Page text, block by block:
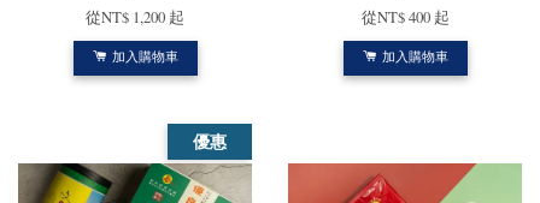
從NT$ 1,200 起
加入購物車
從NT$ 400 起
加入購物車
優惠